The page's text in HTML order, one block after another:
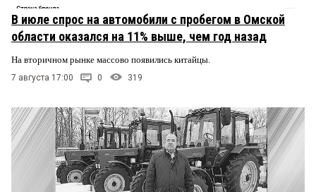
В июле спрос на автомобили с пробегом в Омской
области оказался на 11% выше, чем год назад
На вторичном рынке массово появились китайцы.
7 августа 17:00 0 319